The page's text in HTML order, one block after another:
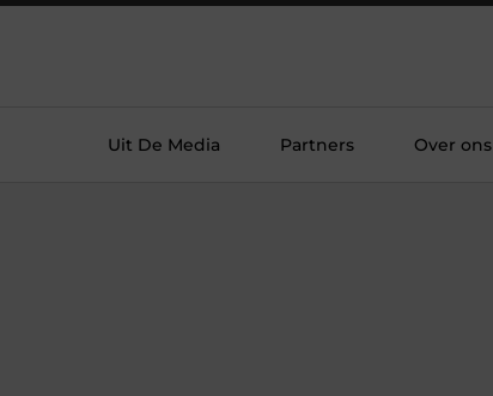
Uit De Media Partners Over ons